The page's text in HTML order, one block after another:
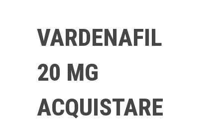
VARDENAFIL
20 MG
ACQUISTARE